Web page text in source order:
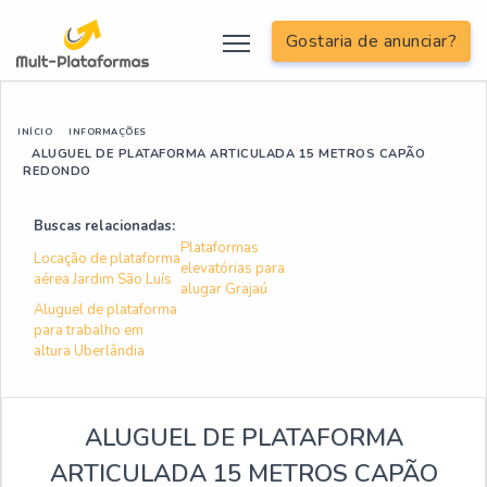
Gostaria de anunciar?
INÍCIO INFORMAÇÕES
ALUGUEL DE PLATAFORMA ARTICULADA 15 METROS CAPÃO
REDONDO
Buscas relacionadas:
Locação de plataforma
aérea Jardim São Luís
Plataformas
elevatórias para
alugar Grajaú
Aluguel de plataforma
para trabalho em
altura Uberlândia
ALUGUEL DE PLATAFORMA
ARTICULADA 15 METROS CAPÃO